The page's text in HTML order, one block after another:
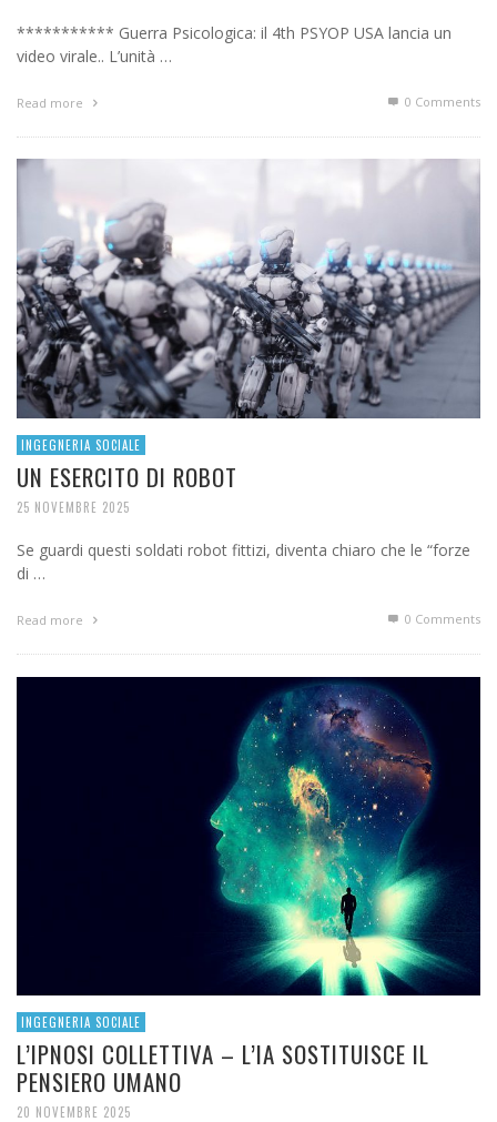
*********** Guerra Psicologica: il 4th PSYOP USA lancia un
video virale.. L’unità …
Read more 0 Comments
INGEGNERIA SOCIALE
UN ESERCITO DI ROBOT
25 NOVEMBRE 2025
Se guardi questi soldati robot fittizi, diventa chiaro che le “forze
di …
Read more 0 Comments
INGEGNERIA SOCIALE
L’IPNOSI COLLETTIVA – L’IA SOSTITUISCE IL
PENSIERO UMANO
20 NOVEMBRE 2025